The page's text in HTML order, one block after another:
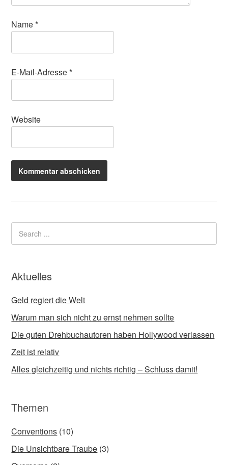
Name*
E-Mail-Adresse*
Website
Aktuelles
Geld regiert die Welt
Warum man sich nicht zu ernst nehmen sollte
Die guten Drehbuchautoren haben Hollywood verlassen
Zeit ist relativ
Alles gleichzeitig und nichts richtig – Schluss damit!
Themen
Conventions (10)
Die Unsichtbare Traube (3)